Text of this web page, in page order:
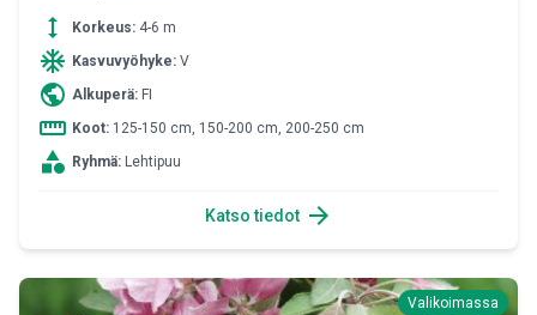
height Korkeus: 4-6 m
ac_unit Kasvuvyöhyke: V
public Alkuperä: FI
straighten Koot: 125-150 cm, 150-200 cm, 200-250 cm
category Ryhmä: Lehtipuu
Katso tiedot arrow_forward
Valikoimassa